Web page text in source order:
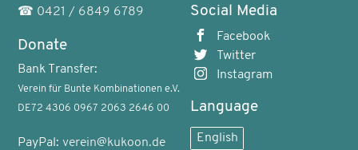
☎ 0421 / 6849 6789
Donate
Bank Transfer:
Verein für Bunte Kombinationen e.V.
DE72 4306 0967 2063 2646 00
PayPal:verein@kukoon.de
Social Media
Facebook
Twitter
Instagram
Language
English